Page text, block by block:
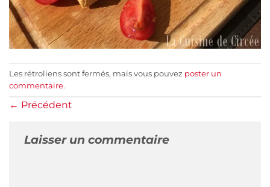
Les rétroliens sont fermés, mais vous pouvez poster un
commentaire.
← Précédent
Laisser un commentaire